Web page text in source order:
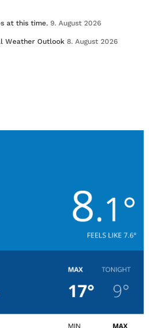
at this time. 9. August 2026
Weather Outlook 8. August 2026